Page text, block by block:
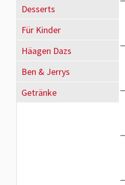
Desserts
Für Kinder
Häagen Dazs
Ben & Jerrys
Getränke